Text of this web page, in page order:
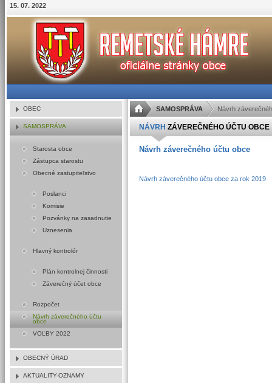
15. 07. 2022
SAMOSPRÁVA Návrh
NÁVRH ZÁVEREČNÉHO ÚČTU OBCE
Návrh záverečného účtu obce
Návrh záverečného účtu obce za rok 2019
OBEC
SAMOSPRÁVA
Starosta obce
Zástupca starostu
Obecné zastupiteľstvo
Poslanci
Komisie
Pozvánky na zasadnutie
Uznesenia
Hlavný kontrolór
Plán kontrolnej činnosti
Záverečný účet obce
Rozpočet
Návrh záverečného účtu
obce
VOĽBY 2022
OBECNÝ ÚRAD
AKTUALITY-OZNAMY